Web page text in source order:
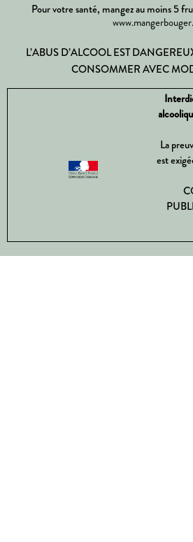
Pour votre santé, mangez au moins 5
L’ABUS D’ALCOOL EST
CONSOMMER AVEC
La
est